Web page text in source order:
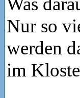
Nur so
werden
im